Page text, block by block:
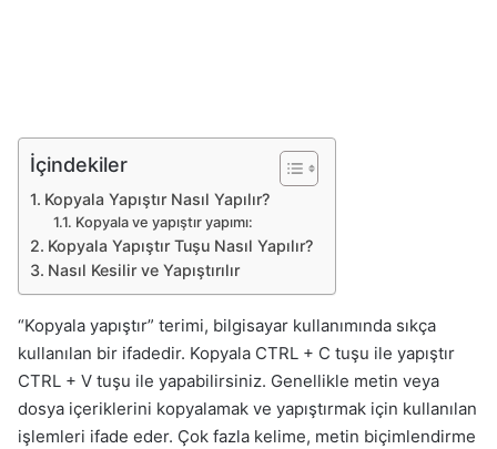
İçindekiler
Kopyala Yapıştır Nasıl Yapılır?
Kopyala ve yapıştır yapımı:
Kopyala Yapıştır Tuşu Nasıl Yapılır?
Nasıl Kesilir ve Yapıştırılır
“Kopyala yapıştır” terimi, bilgisayar kullanımında sıkça
kullanılan bir ifadedir. Kopyala CTRL + C tuşu ile yapıştır
CTRL + V tuşu ile yapabilirsiniz. Genellikle metin veya
dosya içeriklerini kopyalamak ve yapıştırmak için kullanılan
işlemleri ifade eder. Çok fazla kelime, metin biçimlendirme